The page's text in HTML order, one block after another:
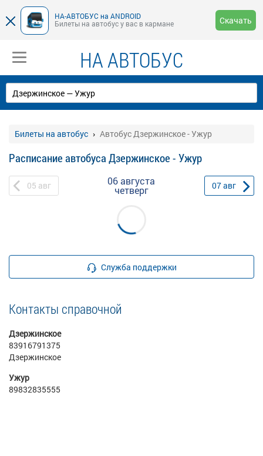
НА-АВТОБУС на ANDROID
Билеты на автобус у вас в кармане
Скачать
НА АВТОБУС
Билеты на автобус Автобус Дзержинское - Ужур
Расписание автобуса Дзержинское - Ужур
05 авг 06 августа
четверг 07авг
Служба поддержки
Контакты справочной
Дзержинское
83916791375
Дзержинское
Ужур
89832835555